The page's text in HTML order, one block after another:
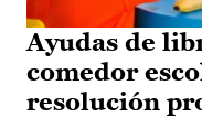
Ayudas de
comedor
resolución